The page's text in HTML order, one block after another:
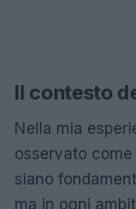
Il contesto
Nella mia
osservato
siano
ma in ogni